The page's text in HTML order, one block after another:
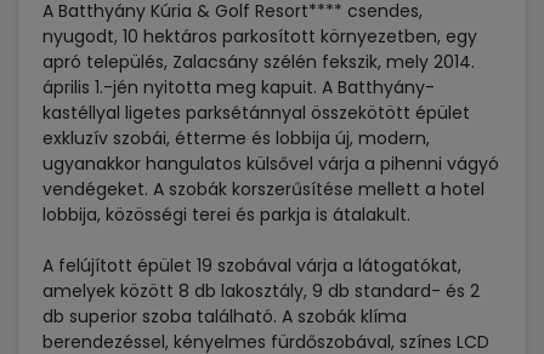
A Batthyány Kúria & Golf Resort**** csendes,
nyugodt, 10 hektáros parkosított környezetben, egy
apró település, Zalacsány szélén fekszik, mely 2014.
április 1.-jén nyitotta meg kapuit. A Batthyány-
kastéllyal ligetes parksétánnyal összekötött épület
exkluzív szobái, étterme és lobbija új, modern,
ugyanakkor hangulatos külsővel várja a pihenni vágyó
vendégeket. A szobák korszerűsítése mellett a hotel
lobbija, közösségi terei és parkja is átalakult.
A felújított épület 19 szobával várja a látogatókat,
amelyek között 8 db lakosztály, 9 db standard- és 2
db superior szoba található. A szobák klíma
berendezéssel, kényelmes fürdőszobával, színes LCD